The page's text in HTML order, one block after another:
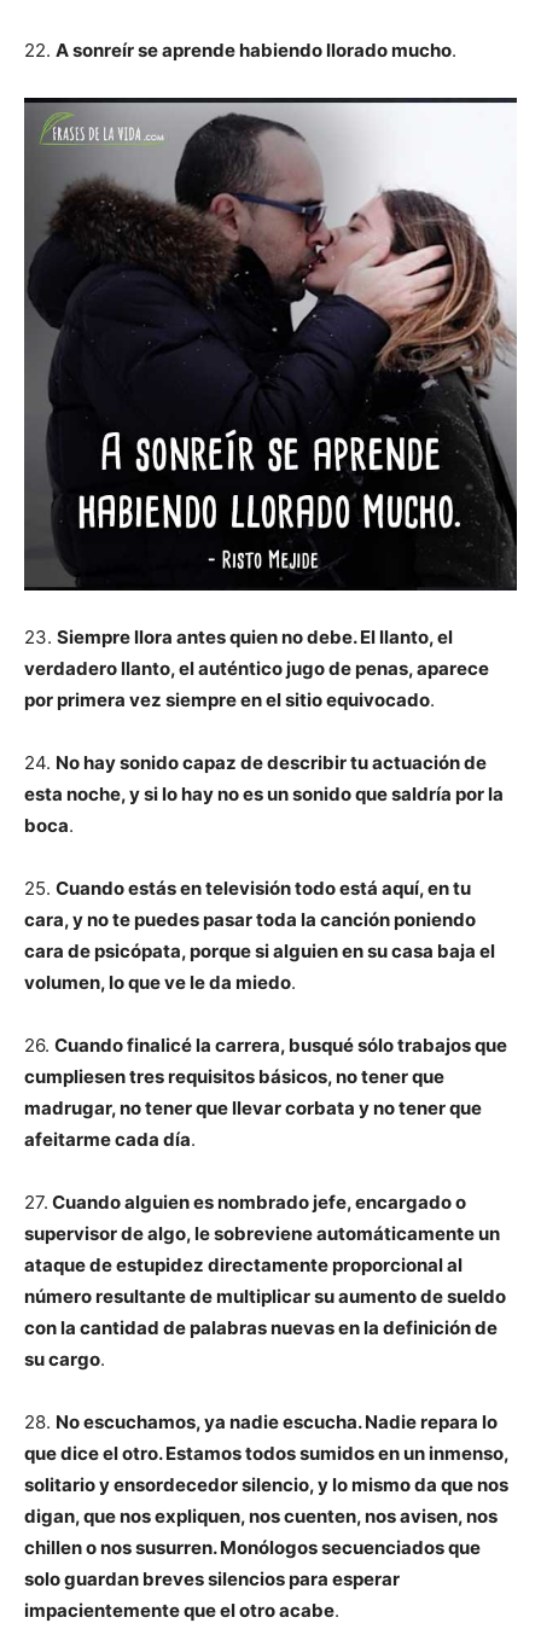
22. A sonreír se aprende habiendo llorado mucho.
23. Siempre llora antes quien no debe. El llanto, el
verdadero llanto, el auténtico jugo de penas, aparece
por primera vez siempre en el sitio equivocado.
24. No hay sonido capaz de describir tu actuación de
esta noche, y si lo hay no es un sonido que saldría por la
boca.
25. Cuando estás en televisión todo está aquí, en tu
cara, y no te puedes pasar toda la canción poniendo
cara de psicópata, porque si alguien en su casa baja el
volumen, lo que ve le da miedo.
26. Cuando finalicé la carrera, busqué sólo trabajos que
cumpliesen tres requisitos básicos, no tener que
madrugar, no tener que llevar corbata y no tener que
afeitarme cada día.
27. Cuando alguien es nombrado jefe, encargado o
supervisor de algo, le sobreviene automáticamente un
ataque de estupidez directamente proporcional al
número resultante de multiplicar su aumento de sueldo
con la cantidad de palabras nuevas en la definición de
su cargo.
28. No escuchamos, ya nadie escucha. Nadie repara lo
que dice el otro. Estamos todos sumidos en un inmenso,
solitario y ensordecedor silencio, y lo mismo da que nos
digan, que nos expliquen, nos cuenten, nos avisen, nos
chillen o nos susurren. Monólogos secuenciados que
solo guardan breves silencios para esperar
impacientemente que el otro acabe.